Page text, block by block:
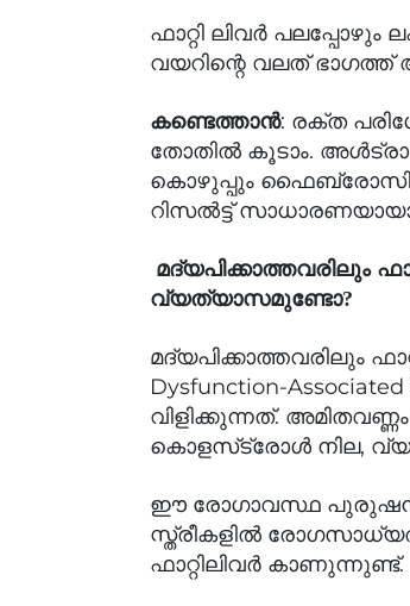
ഫാറ്റി ലിവർ
വയറിന്റെ വലത്
കണ്ടെത്താൻ: രക്ത
തോതിൽ കൂടാം.
കൊഴുപ്പും
റിസൽട്ട്
മദ്യപിക്കാത്തവരിലും
വ്യത്യാസമുണ്ടോ?
മദ്യപിക്കാത്തവരിലും
Dysfunction-
വിളിക്കുന്നത്.
കൊളസ്‌ട്രോൾ നില,
ഈ രോഗാവസ്ഥ
സ്ത്രീകളിൽ
ഫാറ്റിലിവർ കാണുന്നുണ്ട്.